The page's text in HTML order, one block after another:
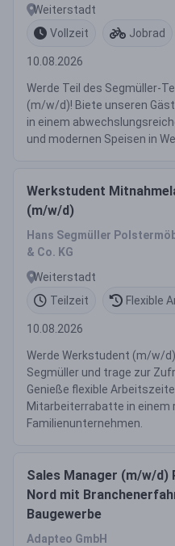
Weiterstadt
Vollzeit
Jobrad
10.08.2026
Werde Teil des Segmüller-
(m/w/d)! Biete unseren
in einem
und modernen Speisen in
Werkstudent
(m/w/d)
Hans Segmüller
& Co. KG
Weiterstadt
Teilzeit
Flexible
10.08.2026
Werde Werkstudent (m/w/
Segmüller und trage zur
Genieße flexible
Mitarbeiterrabatte in einem
Familienunternehmen.
Sales Manager (m/w/d)
Nord mit
Baugewerbe
Adapteo GmbH